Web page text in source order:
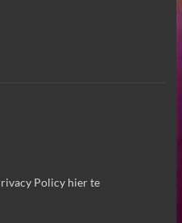
Policy hier te